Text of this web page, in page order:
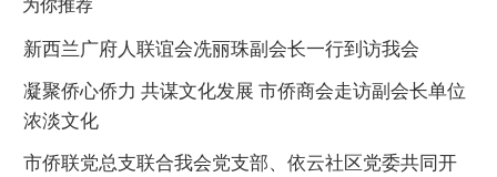
为你推荐
新西兰广府人联谊会冼丽珠副会长一行到访我会
凝聚侨心侨力 共谋文化发展 市侨商会走访副会长单位
浓淡文化
市侨联党总支联合我会党支部、依云社区党委共同开